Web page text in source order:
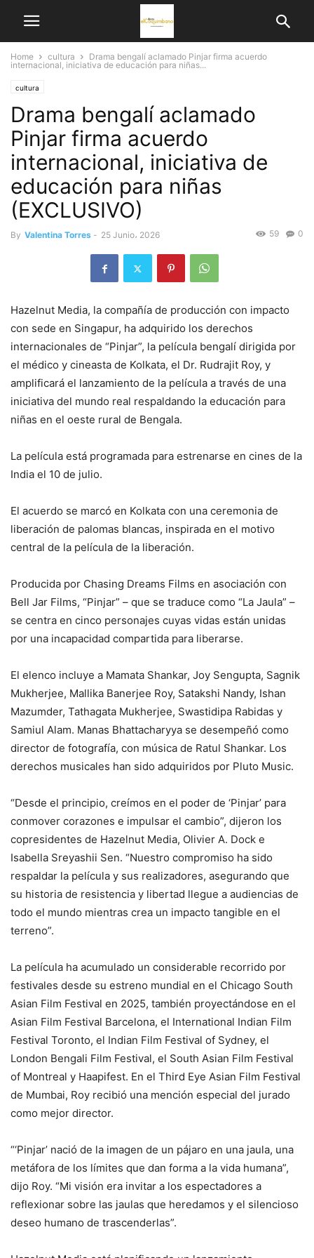
Home cultura
Drama bengalí aclamado Pinjar firma acuerdo
internacional, iniciativa de educación para niñas...
cultura
Drama bengalí aclamado
Pinjar firma acuerdo
internacional, iniciativa de
educación para niñas
(EXCLUSIVO)
By Valentina Torres - 25 Junio، 2026 0
59
Hazelnut Media, la compañía de producción con impacto
con sede en Singapur, ha adquirido los derechos
internacionales de “Pinjar”, la película bengalí dirigida por
el médico y cineasta de Kolkata, el Dr. Rudrajit Roy, y
amplificará el lanzamiento de la película a través de una
iniciativa del mundo real respaldando la educación para
niñas en el oeste rural de Bengala.
La película está programada para estrenarse en cines de la
India el 10 de julio.
El acuerdo se marcó en Kolkata con una ceremonia de
liberación de palomas blancas, inspirada en el motivo
central de la película de la liberación.
Producida por Chasing Dreams Films en asociación con
Bell Jar Films, “Pinjar” – que se traduce como “La Jaula” –
se centra en cinco personajes cuyas vidas están unidas
por una incapacidad compartida para liberarse.
El elenco incluye a Mamata Shankar, Joy Sengupta, Sagnik
Mukherjee, Mallika Banerjee Roy, Satakshi Nandy, Ishan
Mazumder, Tathagata Mukherjee, Swastidipa Rabidas y
Samiul Alam. Manas Bhattacharyya se desempeñó como
director de fotografía, con música de Ratul Shankar. Los
derechos musicales han sido adquiridos por Pluto Music.
“Desde el principio, creímos en el poder de ‘Pinjar’ para
conmover corazones e impulsar el cambio”, dijeron los
copresidentes de Hazelnut Media, Olivier A. Dock e
Isabella Sreyashii Sen. “Nuestro compromiso ha sido
respaldar la película y sus realizadores, asegurando que
su historia de resistencia y libertad llegue a audiencias de
todo el mundo mientras crea un impacto tangible en el
terreno”.
La película ha acumulado un considerable recorrido por
festivales desde su estreno mundial en el Chicago South
Asian Film Festival en 2025, también proyectándose en el
Asian Film Festival Barcelona, el International Indian Film
Festival Toronto, el Indian Film Festival of Sydney, el
London Bengali Film Festival, el South Asian Film Festival
of Montreal y Haapifest. En el Third Eye Asian Film Festival
de Mumbai, Roy recibió una mención especial del jurado
como mejor director.
“‘Pinjar’ nació de la imagen de un pájaro en una jaula, una
metáfora de los límites que dan forma a la vida humana”,
dijo Roy. “Mi visión era invitar a los espectadores a
reflexionar sobre las jaulas que heredamos y el silencioso
deseo humano de trascenderlas”.